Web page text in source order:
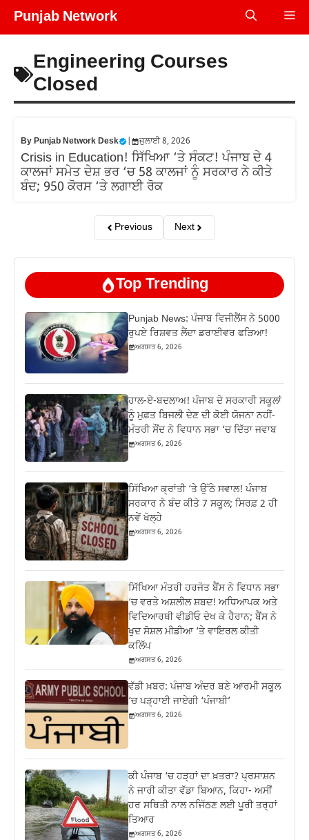
Skip
Punjab Network
Engineering Courses
Closed
ByPunjab Network Desk ਜੁਲਾਈ 8, 2026
Crisis in Education! ਸਿੱਖਿਆ ‘ਤੇ ਸੰਕਟ! ਪੰਜਾਬ ਦੇ 4
ਕਾਲਜਾਂ ਸਮੇਤ ਦੇਸ਼ ਭਰ ‘ਚ 58 ਕਾਲਜਾਂ ਨੂੰ ਸਰਕਾਰ ਨੇ ਕੀਤੇ
ਬੰਦ; 950 ਕੋਰਸ ‘ਤੇ ਲਗਾਈ ਰੋਕ
Previous Next
Top Trending
Punjab News: ਪੰਜਾਬ ਵਿਜੀਲੈਂਸ ਨੇ 5000
ਰੁਪਏ ਰਿਸ਼ਵਤ ਲੈਂਦਾ ਡਰਾਈਵਰ ਫੜਿਆ!
ਅਗਸਤ 6, 2026
ਹਾਲ-ਏ-ਬਦਲਾਅ! ਪੰਜਾਬ ਦੇ ਸਰਕਾਰੀ ਸਕੂਲਾਂ
ਨੂੰ ਮੁਫ਼ਤ ਬਿਜਲੀ ਦੇਣ ਦੀ ਕੋਈ ਯੋਜਨਾ ਨਹੀਂ-
ਮੰਤਰੀ ਸੌਂਦ ਨੇ ਵਿਧਾਨ ਸਭਾ ‘ਚ ਦਿੱਤਾ ਜਵਾਬ
ਅਗਸਤ 6, 2026
ਸਿੱਖਿਆ ਕ੍ਰਾਂਤੀ ‘ਤੇ ਉੱਠੇ ਸਵਾਲ! ਪੰਜਾਬ
ਸਰਕਾਰ ਨੇ ਬੰਦ ਕੀਤੇ 7 ਸਕੂਲ; ਸਿਰਫ਼ 2 ਹੀ
ਨਵੇਂ ਖੋਲ੍ਹੇ
ਅਗਸਤ 6, 2026
ਸਿੱਖਿਆ ਮੰਤਰੀ ਹਰਜੋਤ ਬੈਂਸ ਨੇ ਵਿਧਾਨ ਸਭਾ
‘ਚ ਵਰਤੇ ਅਸ਼ਲੀਲ ਸ਼ਬਦ! ਅਧਿਆਪਕ ਅਤੇ
ਵਿਦਿਆਰਥੀ ਵੀਡੀਓ ਦੇਖ ਕੇ ਹੈਰਾਨ; ਬੈਂਸ ਨੇ
ਖੁਦ ਸੋਸ਼ਲ ਮੀਡੀਆ ‘ਤੇ ਵਾਇਰਲ ਕੀਤੀ
ਕਲਿੱਪ
ਅਗਸਤ 6, 2026
ਵੱਡੀ ਖ਼ਬਰ: ਪੰਜਾਬ ਅੰਦਰ ਬਣੇ ਆਰਮੀ ਸਕੂਲ
‘ਚ ਪੜ੍ਹਾਈ ਜਾਏਗੀ ‘ਪੰਜਾਬੀ’
ਅਗਸਤ 6, 2026
ਕੀ ਪੰਜਾਬ ‘ਚ ਹੜ੍ਹਾਂ ਦਾ ਖ਼ਤਰਾ? ਪ੍ਰਸਾਸ਼ਨ
ਨੇ ਜਾਰੀ ਕੀਤਾ ਵੱਡਾ ਬਿਆਨ, ਕਿਹਾ- ਅਸੀਂ
ਹਰ ਸਥਿਤੀ ਨਾਲ ਨਜਿੱਠਣ ਲਈ ਪੂਰੀ ਤਰ੍ਹਾਂ
ਤਿਆਰ
ਅਗਸਤ 6, 2026